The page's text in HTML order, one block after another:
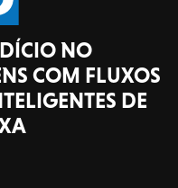
NO
COM FLUXOS
DE